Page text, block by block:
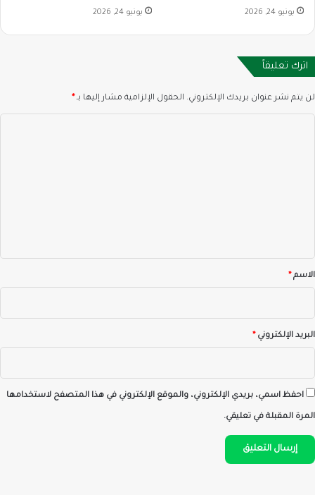
يونيو 24, 2026 يونيو 24, 2026
اترك تعليقاً
لن يتم نشر عنوان بريدك الإلكتروني. الحقول الإلزامية مشار إليها بـ*
*الاسم*
البريد الإلكتروني*
احفظ اسمي، بريدي الإلكتروني، والموقع الإلكتروني في هذا المتصفح لاستخدامها
المرة المقبلة في تعليقي.